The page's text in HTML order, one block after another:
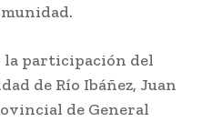
la participación del
de Río Ibáñez, Juan
de General